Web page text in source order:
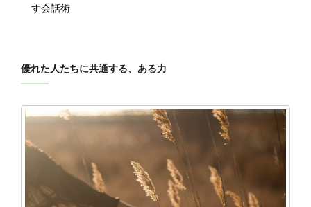
す会話術
優れた人たちに共通する、ある力